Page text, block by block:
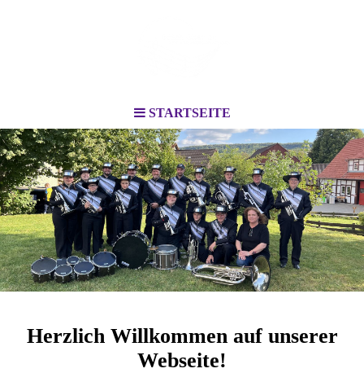
STARTSEITE
Herzlich Willkommen auf unserer
Webseite!